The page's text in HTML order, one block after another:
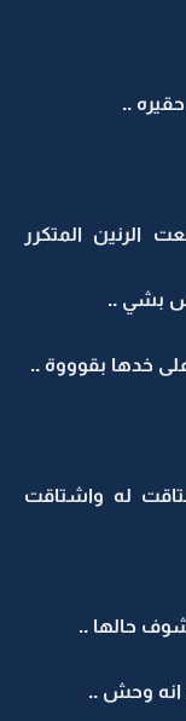
..
المتكرر
بشي ..
خدها بقوووة ..
له واشتاقت
حالها ..
وحش ..